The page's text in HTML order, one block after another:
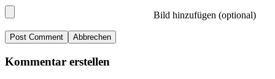
Bild hinzufügen (optional)
Abbrechen
Kommentar erstellen